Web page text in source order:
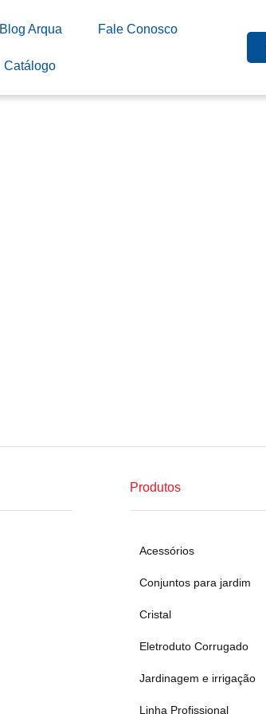
Blog Arqua Fale Conosco
Catálogo
Produtos
Acessórios
Conjuntos para jardim
Cristal
Eletroduto Corrugado
Jardinagem e irrigação
Linha Profissional